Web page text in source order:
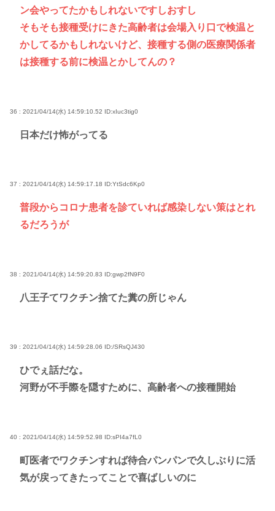
ン会やってたかもしれないですしおすし
そもそも接種受けにきた高齢者は会場入り口で検温と
かしてるかもしれないけど、接種する側の医療関係者
は接種する前に検温とかしてんの？
36 : 2021/04/14(水) 14:59:10.52 ID:xIuc3tig0
日本だけ怖がってる
37 : 2021/04/14(水) 14:59:17.18 ID:YtSdc6Kp0
普段からコロナ患者を診ていれば感染しない策はとれ
るだろうが
38 : 2021/04/14(水) 14:59:20.83 ID:gwp2fN9F0
八王子てワクチン捨てた糞の所じゃん
39 : 2021/04/14(水) 14:59:28.06 ID:/SRsQJ430
ひでぇ話だな。
河野が不手際を隠すために、高齢者への接種開始
40 : 2021/04/14(水) 14:59:52.98 ID:sPI4a7fL0
町医者でワクチンすれば待合パンパンで久しぶりに活
気が戻ってきたってことで喜ばしいのに